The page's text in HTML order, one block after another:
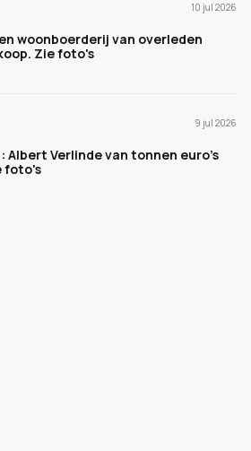
10 jul 2026
woonboerderij van overleden
Zie foto's
9 jul 2026
Albert Verlinde van tonnen euro's
foto's